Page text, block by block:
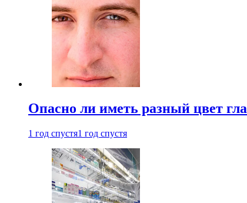
Опасно ли иметь разный цвет
1 год спустя1 год спустя